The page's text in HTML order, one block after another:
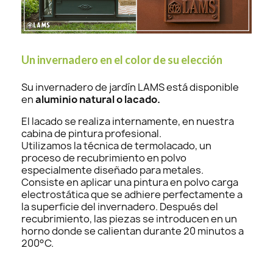
Un invernadero en el color de su elección
Su invernadero de jardín LAMS está disponible
enaluminio natural o lacado.
El lacado se realiza internamente, en nuestra
cabina de pintura profesional.
Utilizamos la técnica de termolacado, un
proceso de recubrimiento en polvo
especialmente diseñado para metales.
Consiste en aplicar una pintura en polvo carga
electrostática que se adhiere perfectamente a
la superficie del invernadero. Después del
recubrimiento, las piezas se introducen en un
horno donde se calientan durante 20 minutos a
200°C.